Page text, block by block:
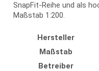
SnapFit-Reihe und als
Maßstab 1:200.
Hersteller
Maßstab
Betreiber